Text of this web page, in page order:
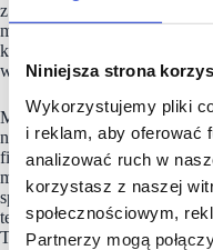
Niniejsza strona
Wykorzystujemy pliki
i reklam, aby oferować
analizować ruch w
korzystasz z naszej
społecznościowym,
Partnerzy mogą
z najważniejszych projektów
modernizacja kina w
które stało się pierwszym
w fotele Ultra LUX.
Multikino to więcej niż
nie tylko największe i
filmowe, lecz także koncerty
maratony filmowe, transmisje
sportowych oraz retransmisje
teatralnych, w tym produkcji
Theatre.